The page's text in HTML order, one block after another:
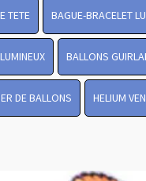
TETE BAGUE-BRACELET
BALLONS
DE BALLONS HELIUM